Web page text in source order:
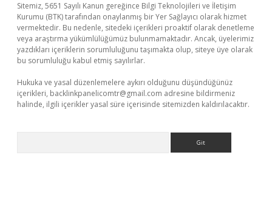
Sitemiz, 5651 Sayılı Kanun gereğince Bilgi Teknolojileri ve İletişim
Kurumu (BTK) tarafından onaylanmış bir Yer Sağlayıcı olarak hizmet
vermektedir. Bu nedenle, sitedeki içerikleri proaktif olarak denetleme
veya araştırma yükümlülüğümüz bulunmamaktadır. Ancak, üyelerimiz
yazdıkları içeriklerin sorumluluğunu taşımakta olup, siteye üye olarak
bu sorumluluğu kabul etmiş sayılırlar.
Hukuka ve yasal düzenlemelere aykırı olduğunu düşündüğünüz
içerikleri, backlinkpanelicomtr@gmail.com adresine bildirmeniz
halinde, ilgili içerikler yasal süre içerisinde sitemizden kaldırılacaktır.